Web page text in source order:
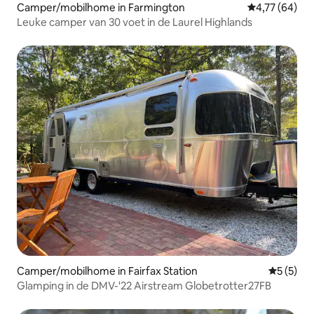
Camper/mobilhome in Farmington Gemiddelde
4,77 (64)
Leuke camper van 30 voet in de Laurel Highlands
Camper/mobilhome in Fairfax Station
5 (5)
Glamping in de DMV-'22 Airstream Globetrotter27FB